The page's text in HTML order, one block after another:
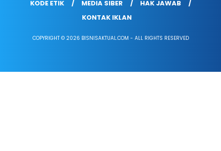
KODE ETIK MEDIA SIBER
HAK JAWAB
KONTAK IKLAN
COPYRIGHT © 2026 BISNISAKTUAL.COM - ALL RIGHTS RESERVED